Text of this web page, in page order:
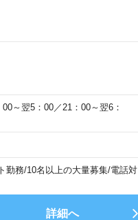
～翌5：00／21：00～翌6：
勤務/10名以上の大量募集/電話対
詳細へ